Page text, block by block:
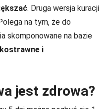
. Druga wersja kuracji
na tym, że do
skomponowane na bazie
i
jest zdrowa?